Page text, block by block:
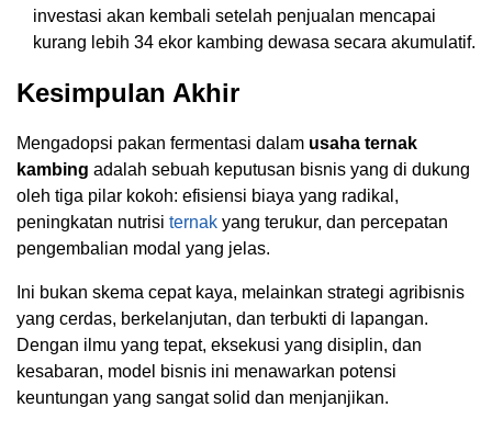
investasi akan kembali setelah penjualan mencapai
kurang lebih 34 ekor kambing dewasa secara akumulatif.
Kesimpulan Akhir
Mengadopsi pakan fermentasi dalam usaha ternak
kambing adalah sebuah keputusan bisnis yang di dukung
oleh tiga pilar kokoh: efisiensi biaya yang radikal,
peningkatan nutrisi ternak yang terukur, dan percepatan
pengembalian modal yang jelas.
Ini bukan skema cepat kaya, melainkan strategi agribisnis
yang cerdas, berkelanjutan, dan terbukti di lapangan.
Dengan ilmu yang tepat, eksekusi yang disiplin, dan
kesabaran, model bisnis ini menawarkan potensi
keuntungan yang sangat solid dan menjanjikan.